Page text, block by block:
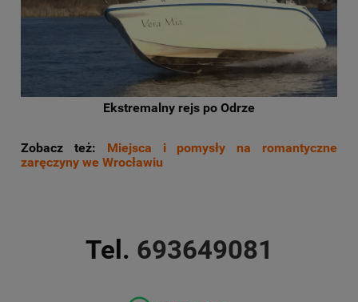
Ekstremalny rejs po Odrze
Zobacz też: Miejsca i pomysły na romantyczne
zaręczyny we Wrocławiu
Tel. 693649081